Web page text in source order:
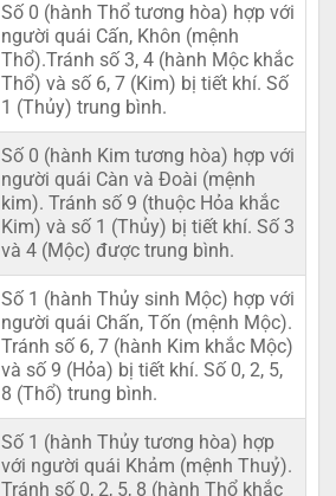
Số 0 (hành Thổ tương hòa) hợp với
người quái Cấn, Khôn (mệnh
Thổ).Tránh số 3, 4 (hành Mộc khắc
Thổ) và số 6, 7 (Kim) bị tiết khí. Số
1 (Thủy) trung bình.
Số 0 (hành Kim tương hòa) hợp với
người quái Càn và Đoài (mệnh
kim). Tránh số 9 (thuộc Hỏa khắc
Kim) và số 1 (Thủy) bị tiết khí. Số 3
và 4 (Mộc) được trung bình.
Số 1 (hành Thủy sinh Mộc) hợp với
người quái Chấn, Tốn (mệnh Mộc).
Tránh số 6, 7 (hành Kim khắc Mộc)
và số 9 (Hỏa) bị tiết khí. Số 0, 2, 5,
8 (Thổ) trung bình.
Số 1 (hành Thủy tương hòa) hợp
với người quái Khảm (mệnh Thuỷ).
Tránh số 0, 2, 5, 8 (hành Thổ khắc